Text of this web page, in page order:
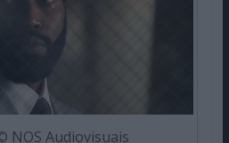
NOS Audiovisuais